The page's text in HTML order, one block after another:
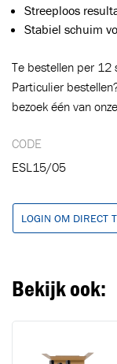
Streeploos
Stabiel schuim
Te bestellen per 12
Particulier
bezoek één van
CODE
ESL15/05
LOGIN OM DIRECT
Bekijk ook: